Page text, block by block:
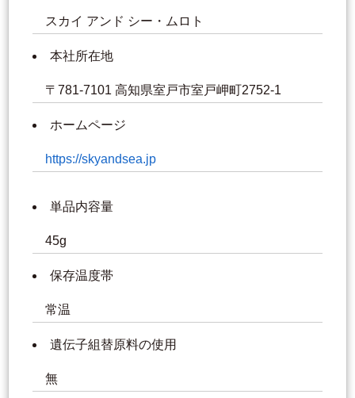
スカイ アンド シー・ムロト
本社所在地
〒781-7101 高知県室戸市室戸岬町2752-1
ホームページ
https://skyandsea.jp
単品内容量
45g
保存温度帯
常温
遺伝子組替原料の使用
無